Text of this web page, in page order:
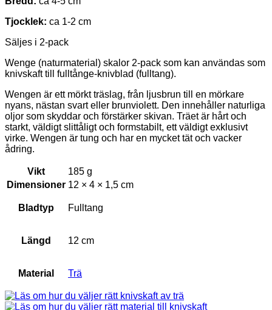
Tjocklek: ca 1-2 cm
Säljes i 2-pack
Wenge (naturmaterial) skalor 2-pack som kan användas som
knivskaft till fulltånge-knivblad (fulltang).
Wengen är ett mörkt träslag, från ljusbrun till en mörkare
nyans, nästan svart eller brunviolett. Den innehåller naturliga
oljor som skyddar och förstärker skivan. Träet är hårt och
starkt, väldigt slittåligt och formstabilt, ett väldigt exklusivt
virke. Wengen är tung och har en mycket tät och vacker
ådring.
Vikt
185 g
Dimensioner 12 × 4 × 1,5 cm
Bladtyp Fulltang
Längd 12 cm
Material Trä